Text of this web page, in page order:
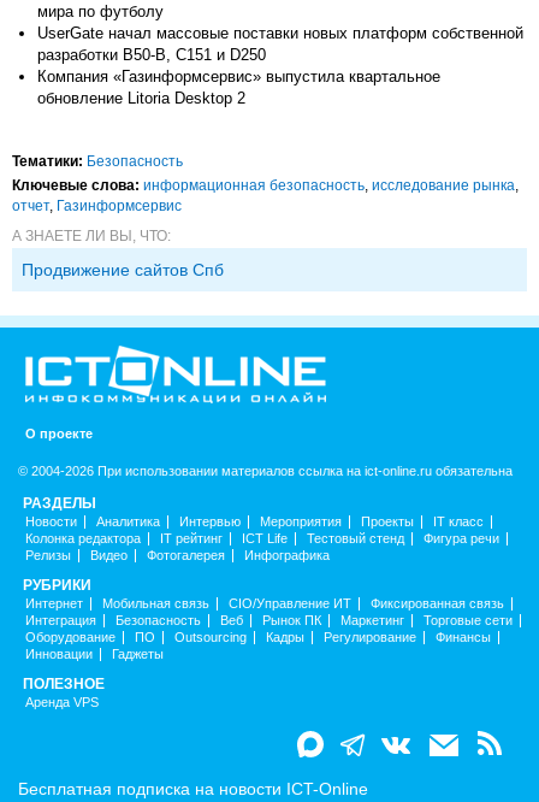
мира по футболу
UserGate начал массовые поставки новых платформ собственной
разработки B50‑B, C151 и D250
Компания «Газинформсервис» выпустила квартальное
обновление Litoria Desktop 2
Тематики: Безопасность
Ключевые слова: информационная безопасность, исследование рынка,
отчет, Газинформсервис
А ЗНАЕТЕ ЛИ ВЫ, ЧТО:
Продвижение сайтов Спб
О проекте
© 2004-2026 При использовании материалов ссылка на ict-online.ru обязательна
РАЗДЕЛЫ
Новости Аналитика Интервью Мероприятия Проекты
IT класс
Колонка редактора
IT рейтинг ICT Life Тестовый стенд
Фигура речи
Релизы
Видео Фотогалерея Инфографика
РУБРИКИ
Интернет Мобильная связь CIO/Управление ИТ
Фиксированная связь
Интеграция
Безопасность Веб Рынок ПК Маркетинг
Торговые сети
Оборудование
ПО Outsourcing Кадры Регулирование
Финансы
Инновации
Гаджеты
ПОЛЕЗНОЕ
Аренда VPS
Бесплатная подписка на новости ICT-Online